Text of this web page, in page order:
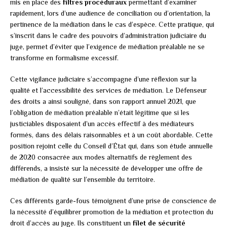
mis en place des filtres procédurauxpermettant d’examiner
rapidement, lors d’une audience de conciliation ou d’orientation, la
pertinence de la médiation dans le cas d’espèce. Cette pratique, qui
s’inscrit dans le cadre des pouvoirs d’administration judiciaire du
juge, permet d’éviter que l’exigence de médiation préalable ne se
transforme en formalisme excessif.
Cette vigilance judiciaire s’accompagne d’une réflexion sur la
qualité et l’accessibilité des services de médiation. Le Défenseur
des droits a ainsi souligné, dans son rapport annuel 2021, que
l’obligation de médiation préalable n’était légitime que si les
justiciables disposaient d’un accès effectif à des médiateurs
formés, dans des délais raisonnables et à un coût abordable. Cette
position rejoint celle du Conseil d’État qui, dans son étude annuelle
de 2020 consacrée aux modes alternatifs de règlement des
différends, a insisté sur la nécessité de développer une offre de
médiation de qualité sur l’ensemble du territoire.
Ces différents garde-fous témoignent d’une prise de conscience de
la nécessité d’équilibrer promotion de la médiation et protection du
droit d’accès au juge. Ils constituent un filet de sécurité